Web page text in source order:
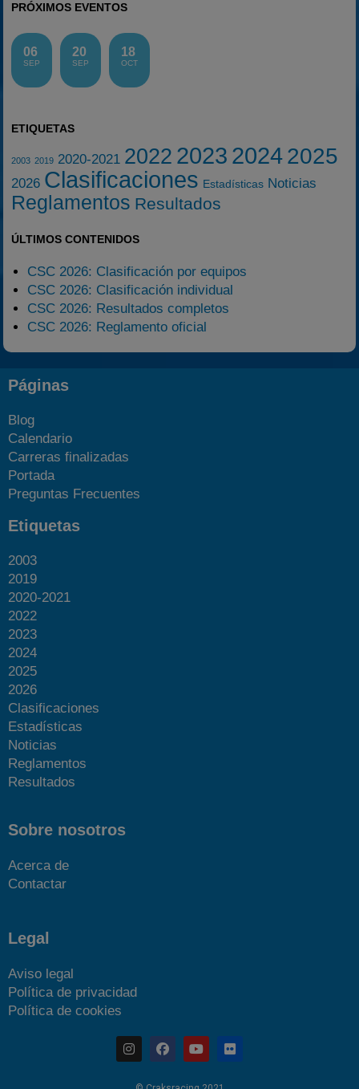
PRÓXIMOS EVENTOS
06
SEP
20
SEP
18
OCT
ETIQUETAS
2003 2019 2020-2021 2022 2023 20242025
2026 Clasificaciones Estadísticas Noticias
Reglamentos Resultados
ÚLTIMOS CONTENIDOS
CSC 2026: Clasificación por equipos
CSC 2026: Clasificación individual
CSC 2026: Resultados completos
CSC 2026: Reglamento oficial
Páginas
Blog
Calendario
Carreras finalizadas
Portada
Preguntas Frecuentes
Etiquetas
2003
2019
2020-2021
2022
2023
2024
2025
2026
Clasificaciones
Estadísticas
Noticias
Reglamentos
Resultados
Sobre nosotros
Acerca de
Contactar
Legal
Aviso legal
Política de privacidad
Política de cookies